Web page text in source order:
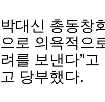
박대신 총동창
으로 의욕적으
려를 보낸다”
고 당부했다.